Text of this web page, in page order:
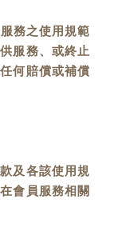
務之使用規範
服務、或終止
何賠償或補償
及各該使用規
會員服務相關